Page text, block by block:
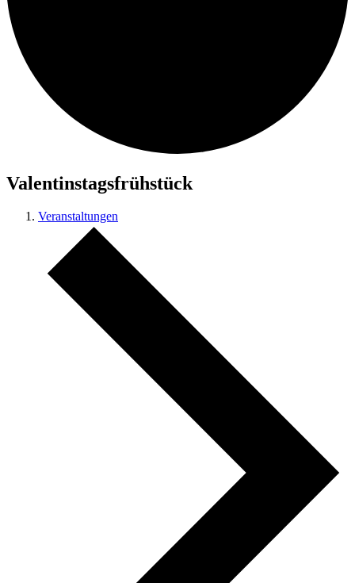
Valentinstagsfrühstück
Veranstaltungen